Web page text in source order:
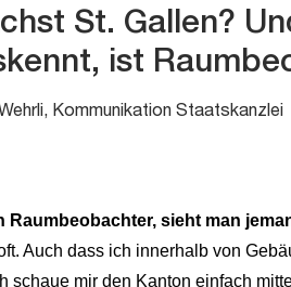
St. Gallen?
ist
Kommunikation Staatskanzlei
Raumbeobachter, sieht man
Auch dass ich innerhalb von
schaue mir den Kanton einfach